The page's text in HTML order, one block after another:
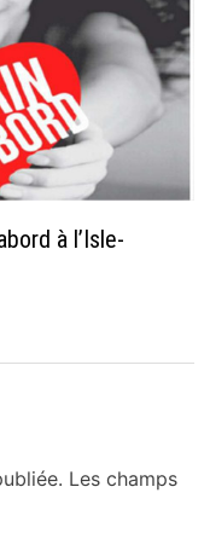
à l’Isle-
Les champs